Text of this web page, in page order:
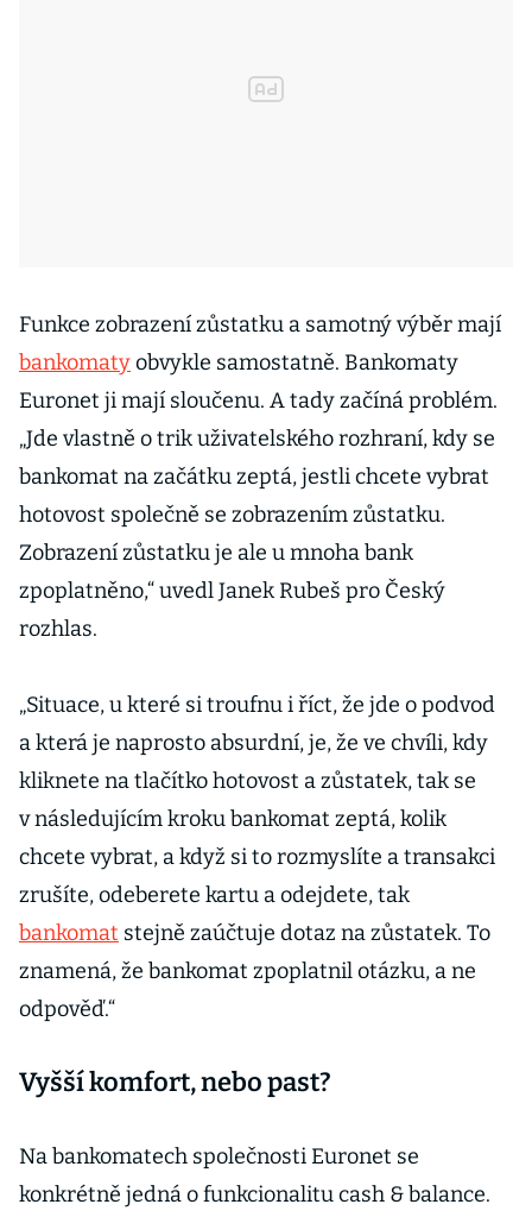
Funkce zobrazení zůstatku a samotný výběr mají
bankomatyobvykle samostatně. Bankomaty
Euronet ji mají sloučenu. A tady začíná problém.
„Jde vlastně o trik uživatelského rozhraní, kdy se
bankomat na začátku zeptá, jestli chcete vybrat
hotovost společně se zobrazením zůstatku.
Zobrazení zůstatku je ale u mnoha bank
zpoplatněno,“ uvedl Janek Rubeš pro Český
rozhlas.
„Situace, u které si troufnu i říct, že jde o podvod
a která je naprosto absurdní, je, že ve chvíli, kdy
kliknete na tlačítko hotovost a zůstatek, tak se
v následujícím kroku bankomat zeptá, kolik
chcete vybrat, a když si to rozmyslíte a transakci
zrušíte, odeberete kartu a odejdete, tak
bankomat stejně zaúčtuje dotaz na zůstatek. To
znamená, že bankomat zpoplatnil otázku, a ne
odpověď.“
Vyšší komfort, nebo past?
Na bankomatech společnosti Euronet se
konkrétně jedná o funkcionalitu cash & balance.